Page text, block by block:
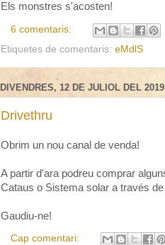
Els monstres s'acosten!
6 comentaris:
Etiquetes de comentaris: eMdlS
DIVENDRES, 12 DE JULIOL DEL 2019
Drivethru
Obrim un nou canal de venda!
A partir d'ara podreu comprar
Cataus o Sistema solar a través de
Gaudiu-ne!
Cap comentari: